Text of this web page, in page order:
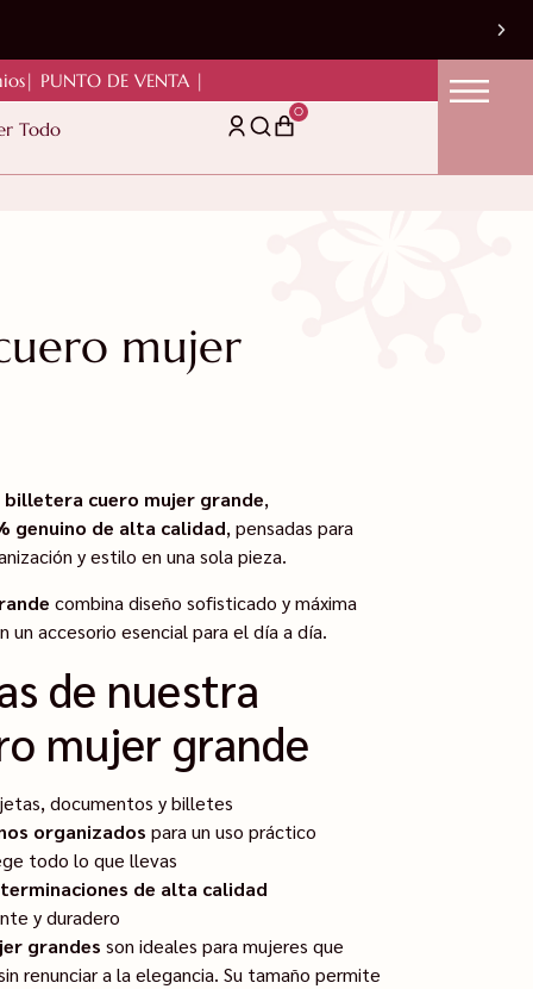
| PUNTO DE VENTA |
Todo
0
mujer
billetera cuero mujer grande,
genuino de alta calidad, pensadas para
y estilo en una sola pieza.
combina diseño sofisticado y máxima
un accesorio esencial para el día a día.
de nuestra
mujer grande
documentos y billetes
organizados para un uso práctico
todo lo que llevas
de alta calidad
y duradero
grandes son ideales para mujeres que
renunciar a la elegancia. Su tamaño permite